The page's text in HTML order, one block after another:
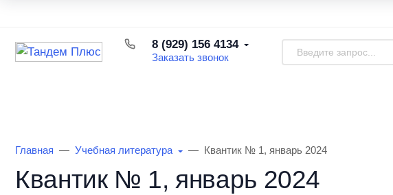
8 (929) 156 4134
Заказать звонок
Главная Учебная литература Квантик № 1, январь 2024
Квантик № 1, январь 2024